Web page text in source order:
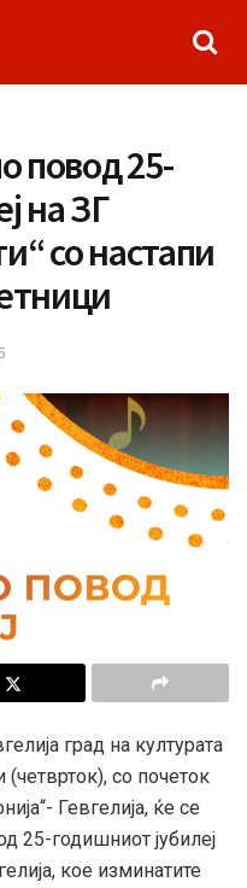
повод 25-
на ЗГ
со настапи
град на културата
со почеток
Гевгелија, ќе се
25-годишниот јубилеј
кое изминатите